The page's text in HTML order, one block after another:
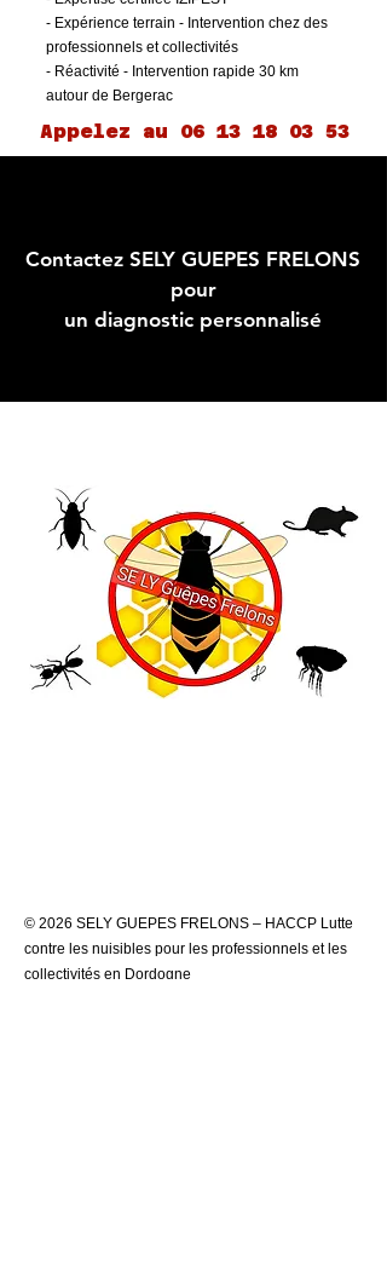
- Expérience terrain - Intervention chez des
professionnels et collectivités
- Réactivité - Intervention rapide 30 km
autour de Bergerac
Appelez au 06 13 18 03 53
Contactez SELY GUEPES FRELONS
pour
un diagnostic personnalisé
© 2026 SELY GUEPES FRELONS – HACCP Lutte
contre les nuisibles pour les professionnels et les
collectivités en Dordogne